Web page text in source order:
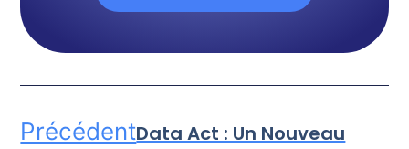
PrécédentData Act : Un Nouveau